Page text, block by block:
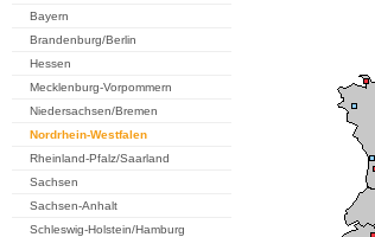
Bayern
Brandenburg/Berlin
Hessen
Mecklenburg-Vorpommern
Niedersachsen/Bremen
Nordrhein-Westfalen
Rheinland-Pfalz/Saarland
Sachsen
Sachsen-Anhalt
Schleswig-Holstein/Hamburg